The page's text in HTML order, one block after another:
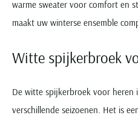
warme sweater voor comfort en
maakt uw winterse ensemble
Witte spijkerbroek
De witte spijkerbroek voor heren
verschillende seizoenen. Het is